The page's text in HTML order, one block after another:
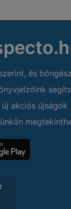
és
akciós újságok